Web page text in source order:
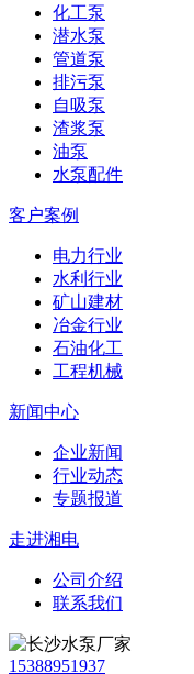
化工泵
潜水泵
管道泵
排污泵
自吸泵
渣浆泵
油泵
水泵配件
客户案例
电力行业
水利行业
矿山建材
冶金行业
石油化工
工程机械
新闻中心
企业新闻
行业动态
专题报道
走进湘电
公司介绍
联系我们
15388951937